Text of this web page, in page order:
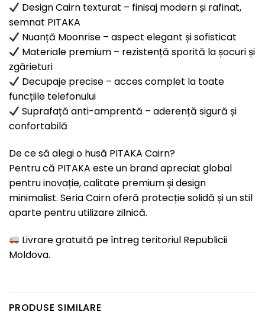
Design Cairn texturat – finisaj modern și rafinat,
semnat PITAKA
Nuanță Moonrise – aspect elegant și sofisticat
Materiale premium – rezistență sporită la șocuri și
zgârieturi
Decupaje precise – acces complet la toate
funcțiile telefonului
Suprafață anti-amprentă – aderență sigură și
confortabilă
De ce să alegi o husă PITAKA Cairn?
Pentru că PITAKA este un brand apreciat global
pentru inovație, calitate premium și design
minimalist. Seria Cairn oferă protecție solidă și un stil
aparte pentru utilizare zilnică.
Livrare gratuită pe întreg teritoriul Republicii
Moldova.
PRODUSE SIMILARE